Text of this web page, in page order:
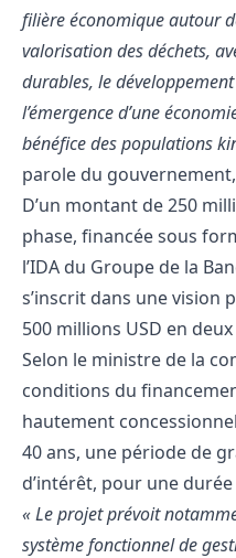
filière économique autour
valorisation des déchets,
durables, le
l’émergence d’une
bénéfice des populations
parole du
D’un montant de 250
phase, financée sous
l’IDA du Groupe de la
s’inscrit dans une vision
500 millions USD en
Selon le ministre de la
conditions du
hautement
40 ans, une période de
d’intérêt, pour une
« Le projet prévoit
système fonctionnel de